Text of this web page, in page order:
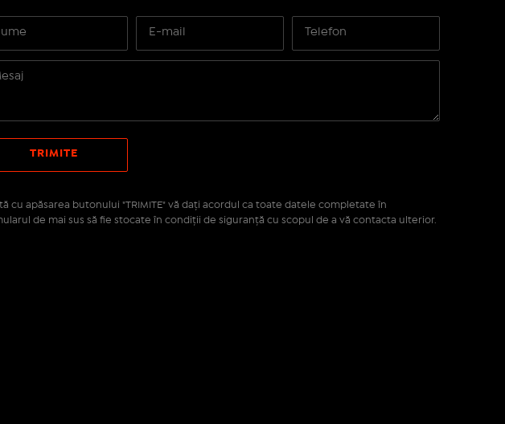
cu apăsarea butonului "TRIMITE" vă daţi acordul ca toate datele completate în
de mai sus să fie stocate în condiţii de siguranţă cu scopul de a vă contacta ulterior.